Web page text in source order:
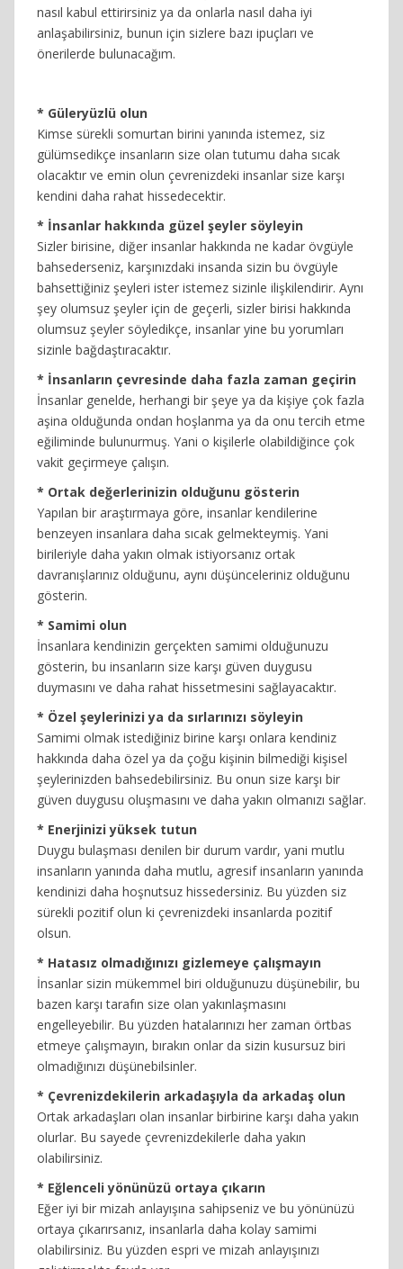
nasıl kabul ettirirsiniz ya da onlarla nasıl daha iyi
anlaşabilirsiniz, bunun için sizlere bazı ipuçları ve
önerilerde bulunacağım.
* Güleryüzlü olun
Kimse sürekli somurtan birini yanında istemez, siz
gülümsedikçe insanların size olan tutumu daha sıcak
olacaktır ve emin olun çevrenizdeki insanlar size karşı
kendini daha rahat hissedecektir.
* İnsanlar hakkında güzel şeyler söyleyin
Sizler birisine, diğer insanlar hakkında ne kadar övgüyle
bahsederseniz, karşınızdaki insanda sizin bu övgüyle
bahsettiğiniz şeyleri ister istemez sizinle ilişkilendirir. Aynı
şey olumsuz şeyler için de geçerli, sizler birisi hakkında
olumsuz şeyler söyledikçe, insanlar yine bu yorumları
sizinle bağdaştıracaktır.
* İnsanların çevresinde daha fazla zaman geçirin
İnsanlar genelde, herhangi bir şeye ya da kişiye çok fazla
aşina olduğunda ondan hoşlanma ya da onu tercih etme
eğiliminde bulunurmuş. Yani o kişilerle olabildiğince çok
vakit geçirmeye çalışın.
* Ortak değerlerinizin olduğunu gösterin
Yapılan bir araştırmaya göre, insanlar kendilerine
benzeyen insanlara daha sıcak gelmekteymiş. Yani
birileriyle daha yakın olmak istiyorsanız ortak
davranışlarınız olduğunu, aynı düşünceleriniz olduğunu
gösterin.
* Samimi olun
İnsanlara kendinizin gerçekten samimi olduğunuzu
gösterin, bu insanların size karşı güven duygusu
duymasını ve daha rahat hissetmesini sağlayacaktır.
* Özel şeylerinizi ya da sırlarınızı söyleyin
Samimi olmak istediğiniz birine karşı onlara kendiniz
hakkında daha özel ya da çoğu kişinin bilmediği kişisel
şeylerinizden bahsedebilirsiniz. Bu onun size karşı bir
güven duygusu oluşmasını ve daha yakın olmanızı sağlar.
* Enerjinizi yüksek tutun
Duygu bulaşması denilen bir durum vardır, yani mutlu
insanların yanında daha mutlu, agresif insanların yanında
kendinizi daha hoşnutsuz hissedersiniz. Bu yüzden siz
sürekli pozitif olun ki çevrenizdeki insanlarda pozitif
olsun.
* Hatasız olmadığınızı gizlemeye çalışmayın
İnsanlar sizin mükemmel biri olduğunuzu düşünebilir, bu
bazen karşı tarafın size olan yakınlaşmasını
engelleyebilir. Bu yüzden hatalarınızı her zaman örtbas
etmeye çalışmayın, bırakın onlar da sizin kusursuz biri
olmadığınızı düşünebilsinler.
* Çevrenizdekilerin arkadaşıyla da arkadaş olun
Ortak arkadaşları olan insanlar birbirine karşı daha yakın
olurlar. Bu sayede çevrenizdekilerle daha yakın
olabilirsiniz.
* Eğlenceli yönünüzü ortaya çıkarın
Eğer iyi bir mizah anlayışına sahipseniz ve bu yönünüzü
ortaya çıkarırsanız, insanlarla daha kolay samimi
olabilirsiniz. Bu yüzden espri ve mizah anlayışınızı